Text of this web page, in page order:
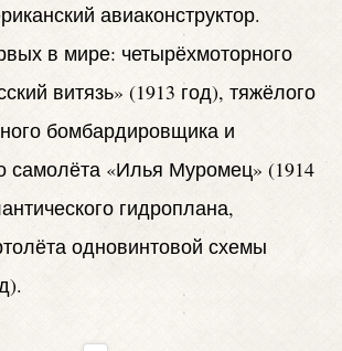
авиаконструктор.
в мире: четырёхмоторного
витязь» (1913 год), тяжёлого
бомбардировщика и
самолёта «Илья Муромец» (1914
гидроплана,
одновинтовой схемы